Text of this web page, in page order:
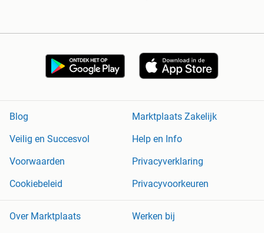
Blog
Marktplaats Zakelijk
Veilig en Succesvol
Help en Info
Voorwaarden
Privacyverklaring
Cookiebeleid
Privacyvoorkeuren
Over Marktplaats Werken bij